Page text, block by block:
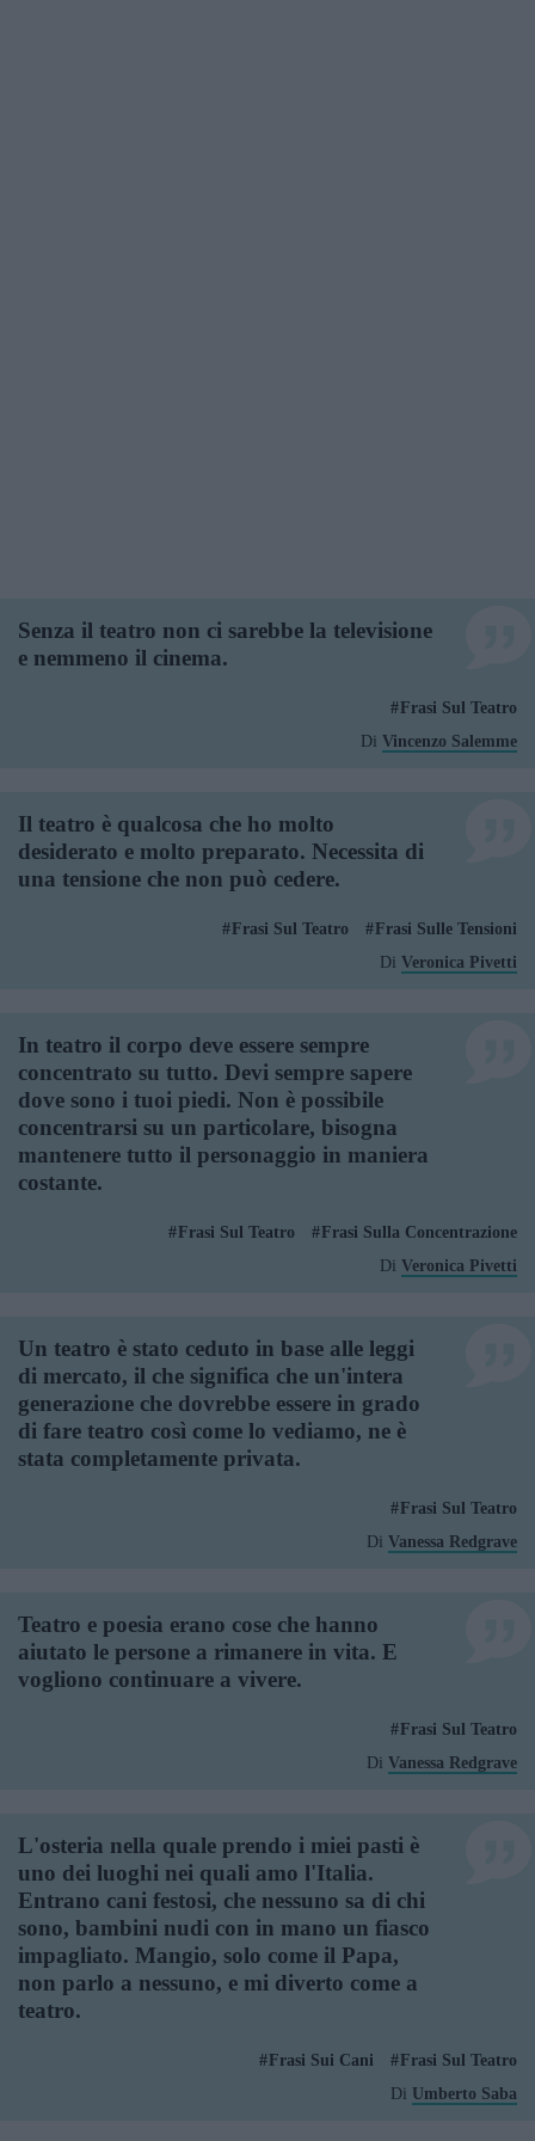
Senza il teatro non ci sarebbe la televisione
e nemmeno il cinema.
Frasi Sul Teatro
Di Vincenzo Salemme
Il teatro è qualcosa che ho molto
desiderato e molto preparato. Necessita di
una tensione che non può cedere.
Frasi Sul Teatro
Frasi Sulle Tensioni
Di Veronica Pivetti
In teatro il corpo deve essere sempre
concentrato su tutto. Devi sempre sapere
dove sono i tuoi piedi. Non è possibile
concentrarsi su un particolare, bisogna
mantenere tutto il personaggio in maniera
costante.
Frasi Sul Teatro
Frasi Sulla Concentrazione
Di Veronica Pivetti
Un teatro è stato ceduto in base alle leggi
di mercato, il che significa che un'intera
generazione che dovrebbe essere in grado
di fare teatro così come lo vediamo, ne è
stata completamente privata.
Frasi Sul Teatro
Di Vanessa Redgrave
Teatro e poesia erano cose che hanno
aiutato le persone a rimanere in vita. E
vogliono continuare a vivere.
Frasi Sul Teatro
Di Vanessa Redgrave
L'osteria nella quale prendo i miei pasti è
uno dei luoghi nei quali amo l'Italia.
Entrano cani festosi, che nessuno sa di chi
sono, bambini nudi con in mano un fiasco
impagliato. Mangio, solo come il Papa,
non parlo a nessuno, e mi diverto come a
teatro.
Frasi Sui Cani
Frasi Sul Teatro
Di Umberto Saba